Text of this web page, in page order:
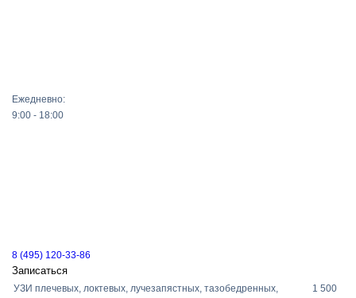
Ежедневно:
9:00 - 18:00
8 (495) 120-33-86
Записаться
УЗИ плечевых, локтевых, лучезапястных, тазобедренных,
1 500